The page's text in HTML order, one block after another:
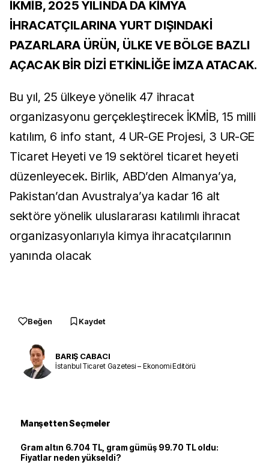
İKMİB, 2025 YILINDA DA KİMYA
İHRACATÇILARINA YURT DIŞINDAKİ
PAZARLARA ÜRÜN, ÜLKE VE BÖLGE BAZLI
AÇACAK BİR DİZİ ETKİNLİĞE İMZA ATACAK.
Bu yıl, 25 ülkeye yönelik 47 ihracat
organizasyonu gerçekleştirecek İKMİB, 15 milli
katılım, 6 info stant, 4 UR-GE Projesi, 3 UR-GE
Ticaret Heyeti ve 19 sektörel ticaret heyeti
düzenleyecek. Birlik, ABD’den Almanya’ya,
Pakistan’dan Avustralya’ya kadar 16 alt
sektöre yönelik uluslararası katılımlı ihracat
organizasyonlarıyla kimya ihracatçılarının
yanında olacak
Beğen Kaydet
BARIŞ CABACI
İstanbul Ticaret Gazetesi – Ekonomi Editörü
Manşetten Seçmeler
Gram altın 6.704 TL, gram gümüş 99.70 TL oldu:
Fiyatlar neden yükseldi?